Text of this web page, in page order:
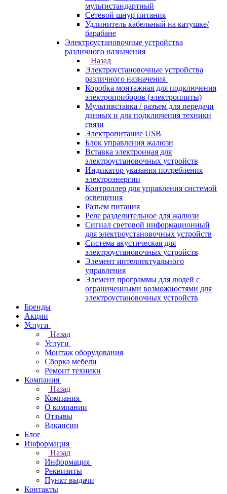
мультистандартный
Сетевой шнур питания
Удлинитель кабельный на катушке/
барабане
Электроустановочные устройства
различного назначения
Назад
Электроустановочные устройства
различного назначения
Коробка монтажная для подключения
электроприборов (электроплиты)
Мультивставка / разъем для передачи
данных и для подключения техники
связи
Электропитание USB
Блок управления жалюзи
Вставка электронная для
электроустановочных устройств
Индикатор указания потребления
электроэнергии
Контроллер для управления системой
освещения
Разъем питания
Реле разделительное для жалюзи
Сигнал световой информационный
для электроустановочных устройств
Система акустическая для
электроустановочных устройств
Элемент интеллектуального
управления
Элемент программы для людей с
ограниченными возможностями для
электроустановочных устройств
Бренды
Акции
Услуги
Назад
Услуги
Монтаж оборудования
Сборка мебели
Ремонт техники
Компания
Назад
Компания
О компании
Отзывы
Вакансии
Блог
Информация
Назад
Информация
Реквизиты
Пункт выдачи
Контакты